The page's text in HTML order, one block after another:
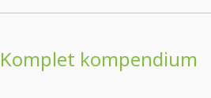
Komplet kompendium